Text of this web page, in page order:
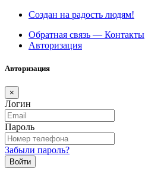
Создан на радость людям!
Обратная связь — Контакты
Авторизация
Авторизация
×
Логин
Пароль
Забыли пароль?
Войти